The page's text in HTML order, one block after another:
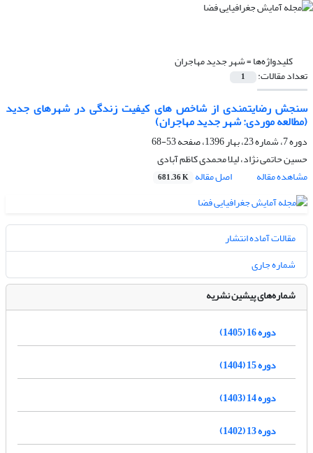
کلیدواژه‌ها =شهر جدید مهاجران
تعداد مقالات: 1
سنجش رضایتمندی از شاخص های کیفیت زندگی در شهرهای جدید
(مطالعه موردی: شهر جدید مهاجران)
دوره 7، شماره 23، بهار 1396، صفحه
53-68
حسین حاتمی نژاد، لیلا محمدی کاظم آبادی
مشاهده مقاله
اصل مقاله 681.36 K
مقالات آماده انتشار
شماره جاری
شماره‌های پیشین نشریه
دوره 16 (1405)
دوره 15 (1404)
دوره 14 (1403)
دوره 13 (1402)